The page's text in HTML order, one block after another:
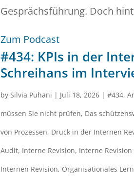
Gesprächsführung. Doch
Zum Podcast
#434: KPIs in der
Schreihans im
bySilvia Puhani | Juli 18, 2026 |#434,
müssen Sie nicht prüfen, Das
von Prozessen, Druck in der Internen
Audit, Interne Revision, Interne Revision
Internen Revision, Organisationales